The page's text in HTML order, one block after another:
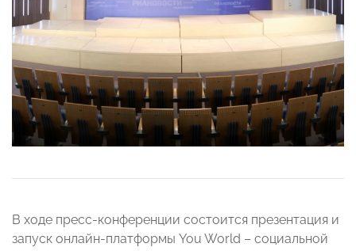
В ходе пресс-конференции состоится презентация и
запуск онлайн-платформы You World – социальной